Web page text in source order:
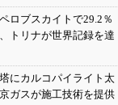
ロブスカイトで29.2％
トリナが世界記録を達
にカルコパイライト太
ガスが施工技術を提供